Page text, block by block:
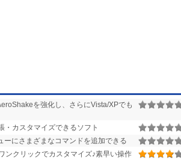
を強化し、さらにVista/XPでも
・カスタマイズできるソフト
ーにさまざまなコマンドを追加できる
ンクリックでカスタマイズ♪素早い操作